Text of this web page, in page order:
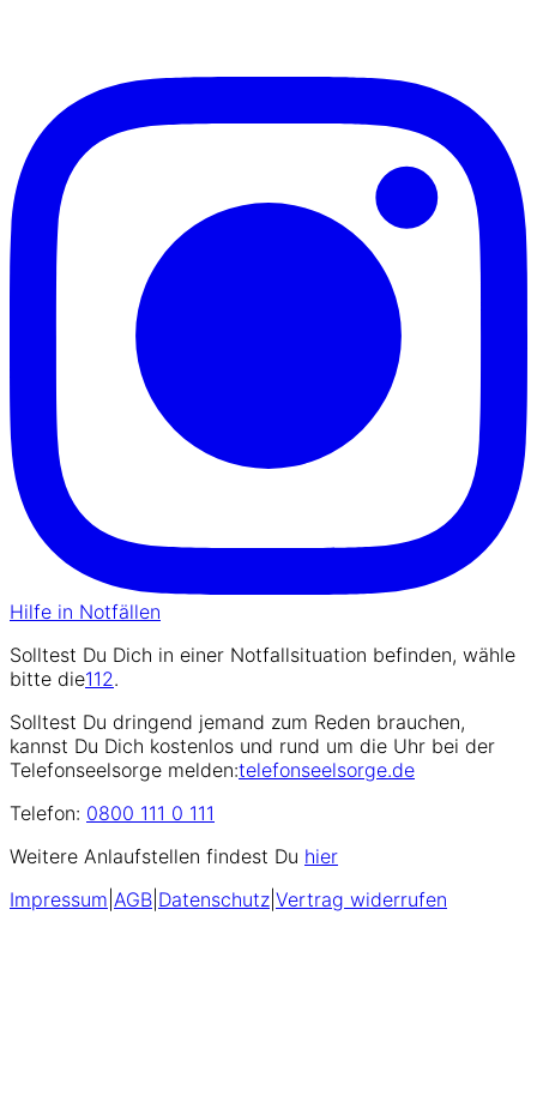
Hilfe in Notfällen
Solltest Du Dich in einer Notfallsituation befinden, wähle
bitte die112.
Solltest Du dringend jemand zum Reden brauchen,
kannst Du Dich kostenlos und rund um die Uhr bei der
Telefonseelsorge melden:telefonseelsorge.de
Telefon: 0800 111 0 111
Weitere Anlaufstellen findest Du hier
Impressum AGB Datenschutz Vertrag widerrufen